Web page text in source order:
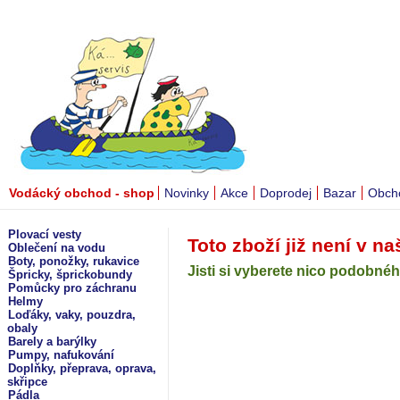
Vodácký obchod - shop Novinky Akce Doprodej Bazar
Plovací vesty
Oblečení na vodu
Boty, ponožky, rukavice
Špricky, šprickobundy
Pomůcky pro záchranu
Helmy
Loďáky, vaky, pouzdra,
obaly
Barely a barýlky
Pumpy, nafukování
Doplňky, přeprava, oprava,
skřipce
Pádla
Toto zboží již není v
Jisti si vyberete nico